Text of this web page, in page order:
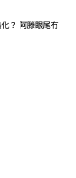
？ 阿滕眼尾冇